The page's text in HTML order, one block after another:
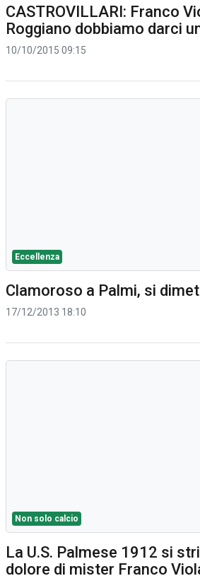
CASTROVILLARI: Franco
Roggiano dobbiamo darci
10/10/2015 09:15
Eccellenza
Clamoroso a Palmi, si
17/12/2013 18:10
Non solo calcio
La U.S. Palmese 1912 si
dolore di mister Franco